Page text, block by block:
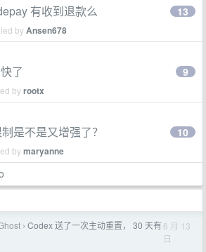
有收到退款么
byAnsen678
13
了
byrootx
9
是不是又增强了？
bymaryanne
10
› Codex 送了一次主动重置， 30 天有6 月 13
日